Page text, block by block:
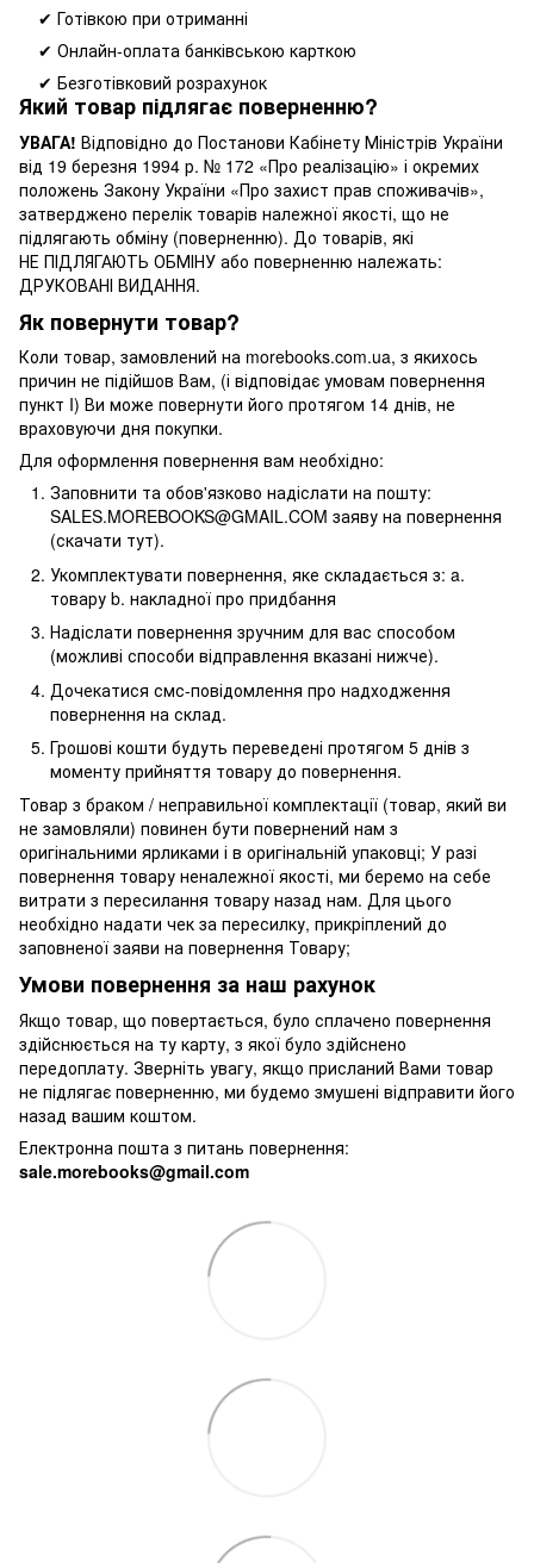
✔ Готівкою при отриманні
✔ Онлайн-оплата банківською карткою
✔ Безготівковий розрахунок
Який товар підлягає поверненню?
УВАГА! Відповідно до Постанови Кабінету Міністрів України
від 19 березня 1994 р. № 172 «Про реалізацію» і окремих
положень Закону України «Про захист прав споживачів»,
затверджено перелік товарів належної якості, що не
підлягають обміну (поверненню). До товарів, які
НЕ ПІДЛЯГАЮТЬ ОБМІНУ або поверненню належать:
ДРУКОВАНІ ВИДАННЯ.
Як повернути товар?
Коли товар, замовлений на morebooks.com.ua, з якихось
причин не підійшов Вам, (і відповідає умовам повернення
пункт I) Ви може повернути його протягом 14 днів, не
враховуючи дня покупки.
Для оформлення повернення вам необхідно:
Заповнити та обов'язково надіслати на пошту:
SALES.MOREBOOKS@GMAIL.COM заяву на повернення
(скачати тут).
Укомплектувати повернення, яке складається з: a.
товару b. накладної про придбання
Надіслати повернення зручним для вас способом
(можливі способи відправлення вказані нижче).
Дочекатися смс-повідомлення про надходження
повернення на склад.
Грошові кошти будуть переведені протягом 5 днів з
моменту прийняття товару до повернення.
Товар з браком / неправильної комплектації (товар, який ви
не замовляли) повинен бути повернений нам з
оригінальними ярликами і в оригінальній упаковці; У разі
повернення товару неналежної якості, ми беремо на себе
витрати з пересилання товару назад нам. Для цього
необхідно надати чек за пересилку, прикріплений до
заповненої заяви на повернення Товару;
Умови повернення за наш рахунок
Якщо товар, що повертається, було сплачено повернення
здійснюється на ту карту, з якої було здійснено
передоплату. Зверніть увагу, якщо присланий Вами товар
не підлягає поверненню, ми будемо змушені відправити його
назад вашим коштом.
Електронна пошта з питань повернення:
sale.morebooks@gmail.com